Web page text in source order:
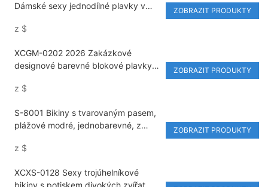
Dámské sexy jednodílné plavky v
výraznými kovovými ozdobami,
z $
ZOBRAZIT PRODUKTY
XCGM-0202 2026 Zakázkové
designové barevné blokové plavky s
sada bikin
z $
ZOBRAZIT PRODUKTY
S-8001 Bikiny s tvarovaným pasem,
plážové modré, jednobarevné, z
z $
ZOBRAZIT PRODUKTY
XCXS-0128 Sexy trojúhelníkové